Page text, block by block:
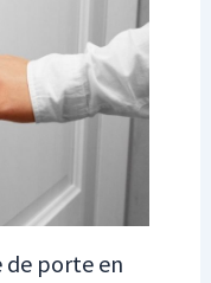
de porte en